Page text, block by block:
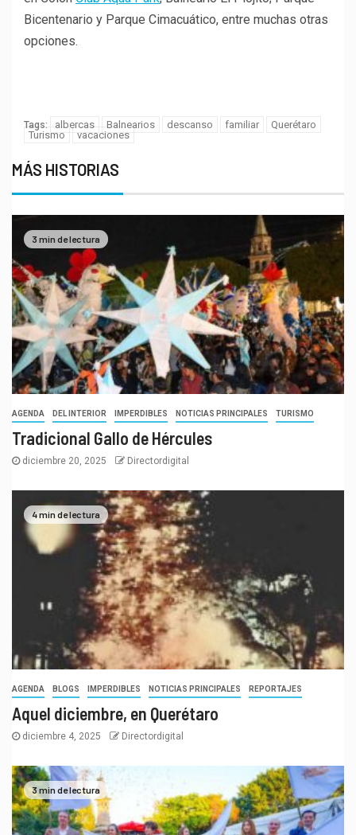
Bicentenario y Parque Cimacuático, entre muchas otras
opciones.
Tags: albercas Balnearios descanso familiar
Querétaro
Turismo
vacaciones
MÁS HISTORIAS
3 min de lectura
AGENDA DEL INTERIOR IMPERDIBLES NOTICIAS PRINCIPALES TURISMO
Tradicional Gallo de Hércules
diciembre 20, 2025 Directordigital
4 min de lectura
AGENDA BLOGS IMPERDIBLES NOTICIAS PRINCIPALES REPORTAJES
Aquel diciembre, en Querétaro
diciembre 4, 2025 Directordigital
3 min de lectura